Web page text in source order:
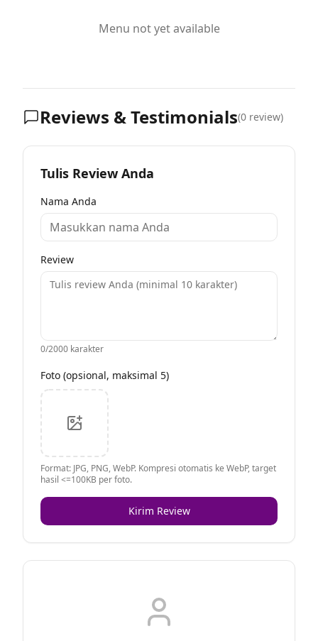
Menu not yet available
Reviews & Testimonials(0 review)
Tulis Review Anda
Nama Anda
Review
0/2000 karakter
Foto (opsional, maksimal 5)
Format: JPG, PNG, WebP. Kompresi otomatis ke WebP, target
hasil <=100KB per foto.
Kirim Review